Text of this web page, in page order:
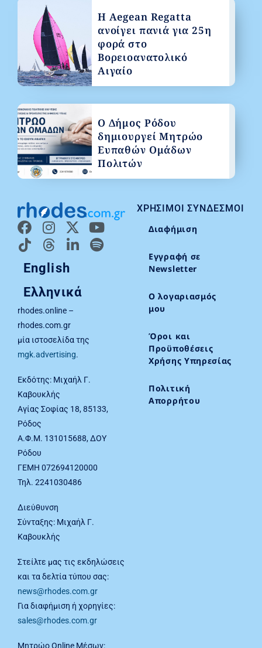
English
Ελληνικά
rhodes.online –
rhodes.com.gr
μία ιστοσελίδα της
mgk.advertising.
Εκδότης: Μιχαήλ Γ.
Καβουκλής
Αγίας Σοφίας 18, 85133,
Ρόδος
Α.Φ.Μ. 131015688, ΔΟΥ
Ρόδου
ΓΕΜΗ 072694120000
Τηλ. 2241030486
Διεύθυνση
Σύνταξης: Μιχαήλ Γ.
Καβουκλής
Στείλτε μας τις εκδηλώσεις
και τα δελτία τύπου σας:
news@rhodes.com.gr
Για διαφήμιση ή χορηγίες:
sales@rhodes.com.gr
Μητρώο Online Μέσων:
ΧΡΉΣΙΜΟΙ ΣΎΝΔΕΣΜΟΙ
Διαφήμιση
Εγγραφή σε
Newsletter
Ο λογαριασμός
μου
Όροι και
Προϋποθέσεις
Χρήσης Υπηρεσίας
Πολιτική
Απορρήτου
Η Aegean Regatta
ανοίγει πανιά για 25η
φορά στο
Βορειοανατολικό
Αιγαίο
Ο Δήμος Ρόδου
δημιουργεί Μητρώο
Ευπαθών Ομάδων
Πολιτών